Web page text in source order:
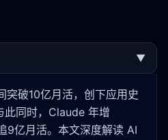
▼
突破10亿月活，创下应用史
此同时，Claude 年增
9亿月活。本文深度解读 AI